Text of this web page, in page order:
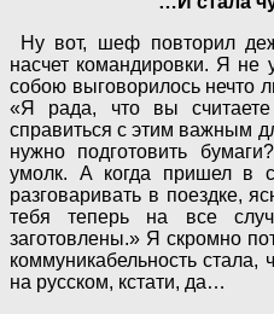
Ну вот, шеф повторил
насчет командировки. Я не
собою выговорилось нечто
«Я рада, что вы
справиться с этим важным
нужно подготовить
умолк. А когда пришел в
разговаривать в поездке,
тебя теперь на все
заготовлены.» Я скромно
коммуникабельность
на русском, кстати, да…